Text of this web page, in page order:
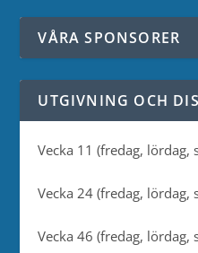
VÅRA SPONSORER
UTGIVNING OCH
Vecka 11 (fredag, lördag,
Vecka 24 (fredag, lördag,
Vecka 46 (fredag, lördag,